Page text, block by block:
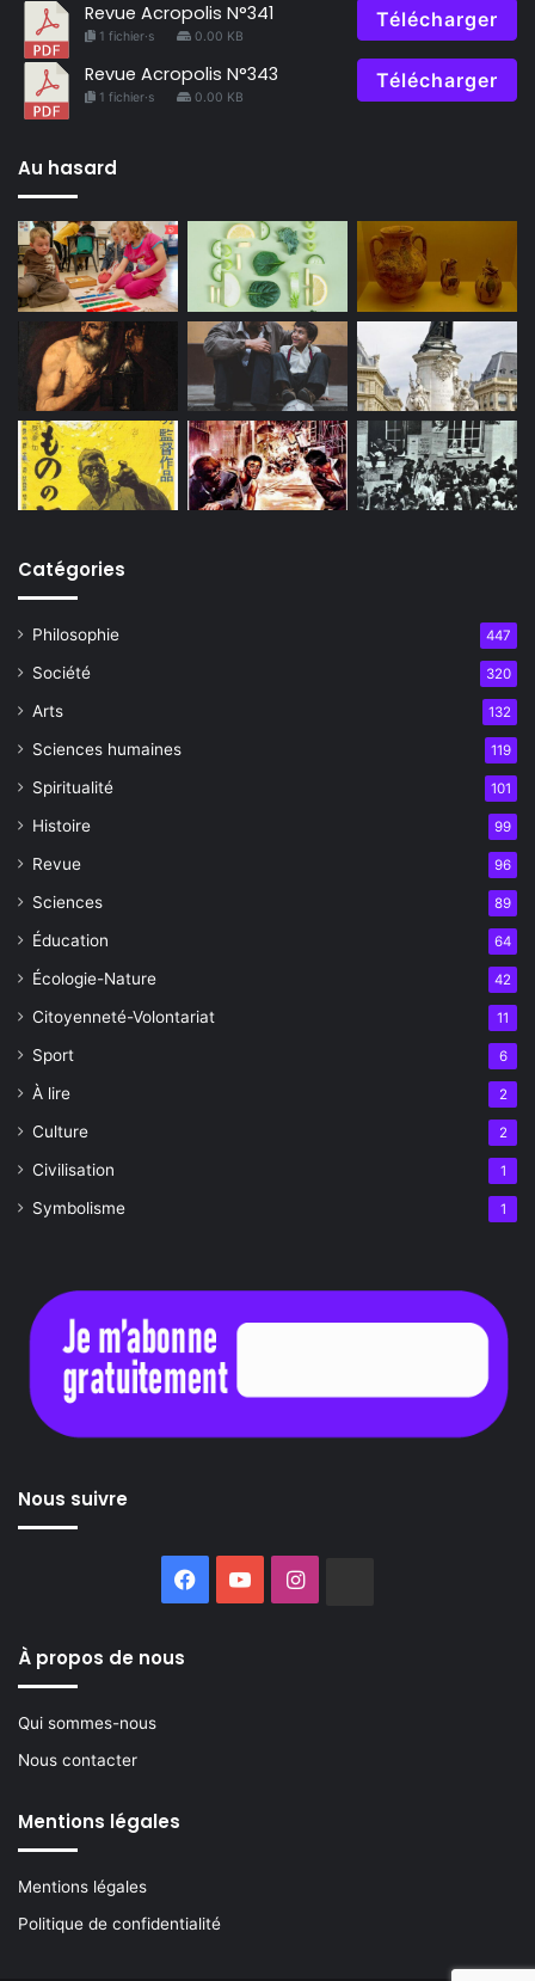
Revue Acropolis N°341
1 fichier·s 0.00 KB
Télécharger
Revue Acropolis N°343
1 fichier·s 0.00 KB
Télécharger
Au hasard
Catégories
Philosophie 447
Société 320
Arts 132
Sciences humaines 119
Spiritualité 101
Histoire 99
Revue 96
Sciences 89
Éducation 64
Écologie-Nature 42
Citoyenneté-Volontariat 11
Sport 6
À lire 2
Culture 2
Civilisation 1
Symbolisme 1
Nous suivre
Facebook
YouTubeInstagram
À propos de nous
Qui sommes-nous
Nous contacter
Mentions légales
Mentions légales
Politique de confidentialité